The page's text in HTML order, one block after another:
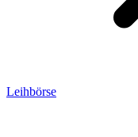
Leihbörse